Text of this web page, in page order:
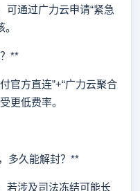
通过广力云申请“紧急
**
方直连”+“广力云聚合
更低费率。
久能解封？**
涉及司法冻结可能长